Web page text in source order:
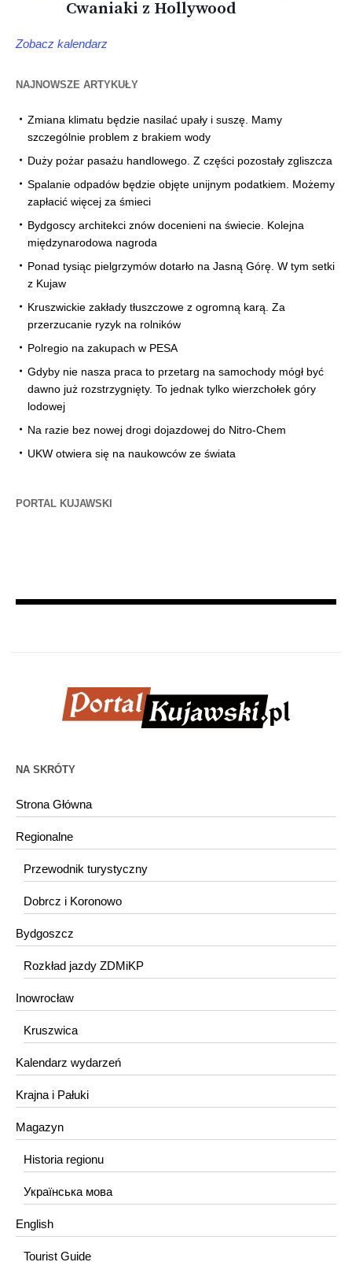
Cwaniaki z Hollywood
Zobacz kalendarz
NAJNOWSZE ARTYKUŁY
Zmiana klimatu będzie nasilać upały i suszę. Mamy
szczególnie problem z brakiem wody
Duży pożar pasażu handlowego. Z części pozostały zgliszcza
Spalanie odpadów będzie objęte unijnym podatkiem. Możemy
zapłacić więcej za śmieci
Bydgoscy architekci znów docenieni na świecie. Kolejna
międzynarodowa nagroda
Ponad tysiąc pielgrzymów dotarło na Jasną Górę. W tym setki
z Kujaw
Kruszwickie zakłady tłuszczowe z ogromną karą. Za
przerzucanie ryzyk na rolników
Polregio na zakupach w PESA
Gdyby nie nasza praca to przetarg na samochody mógł być
dawno już rozstrzygnięty. To jednak tylko wierzchołek góry
lodowej
Na razie bez nowej drogi dojazdowej do Nitro-Chem
UKW otwiera się na naukowców ze świata
PORTAL KUJAWSKI
NA SKRÓTY
Strona Główna
Regionalne
Przewodnik turystyczny
Dobrcz i Koronowo
Bydgoszcz
Rozkład jazdy ZDMiKP
Inowrocław
Kruszwica
Kalendarz wydarzeń
Krajna i Pałuki
Magazyn
Historia regionu
Українська мова
English
Tourist Guide